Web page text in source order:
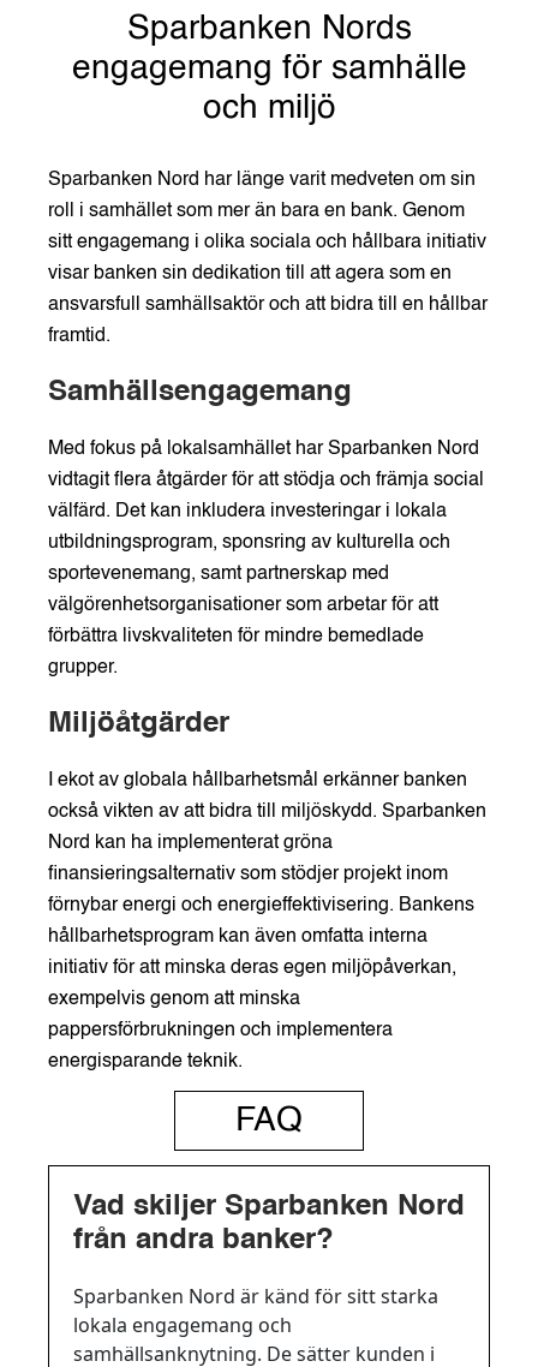
Sparbanken Nords
engagemang för samhälle
och miljö
Sparbanken Nord har länge varit medveten om sin
roll i samhället som mer än bara en bank. Genom
sitt engagemang i olika sociala och hållbara initiativ
visar banken sin dedikation till att agera som en
ansvarsfull samhällsaktör och att bidra till en hållbar
framtid.
Samhällsengagemang
Med fokus på lokalsamhället har Sparbanken Nord
vidtagit flera åtgärder för att stödja och främja social
välfärd. Det kan inkludera investeringar i lokala
utbildningsprogram, sponsring av kulturella och
sportevenemang, samt partnerskap med
välgörenhetsorganisationer som arbetar för att
förbättra livskvaliteten för mindre bemedlade
grupper.
Miljöåtgärder
I ekot av globala hållbarhetsmål erkänner banken
också vikten av att bidra till miljöskydd. Sparbanken
Nord kan ha implementerat gröna
finansieringsalternativ som stödjer projekt inom
förnybar energi och energieffektivisering. Bankens
hållbarhetsprogram kan även omfatta interna
initiativ för att minska deras egen miljöpåverkan,
exempelvis genom att minska
pappersförbrukningen och implementera
energisparande teknik.
FAQ
Vad skiljer Sparbanken Nord
från andra banker?
Sparbanken Nord är känd för sitt starka
lokala engagemang och
samhällsanknytning. De sätter kunden i